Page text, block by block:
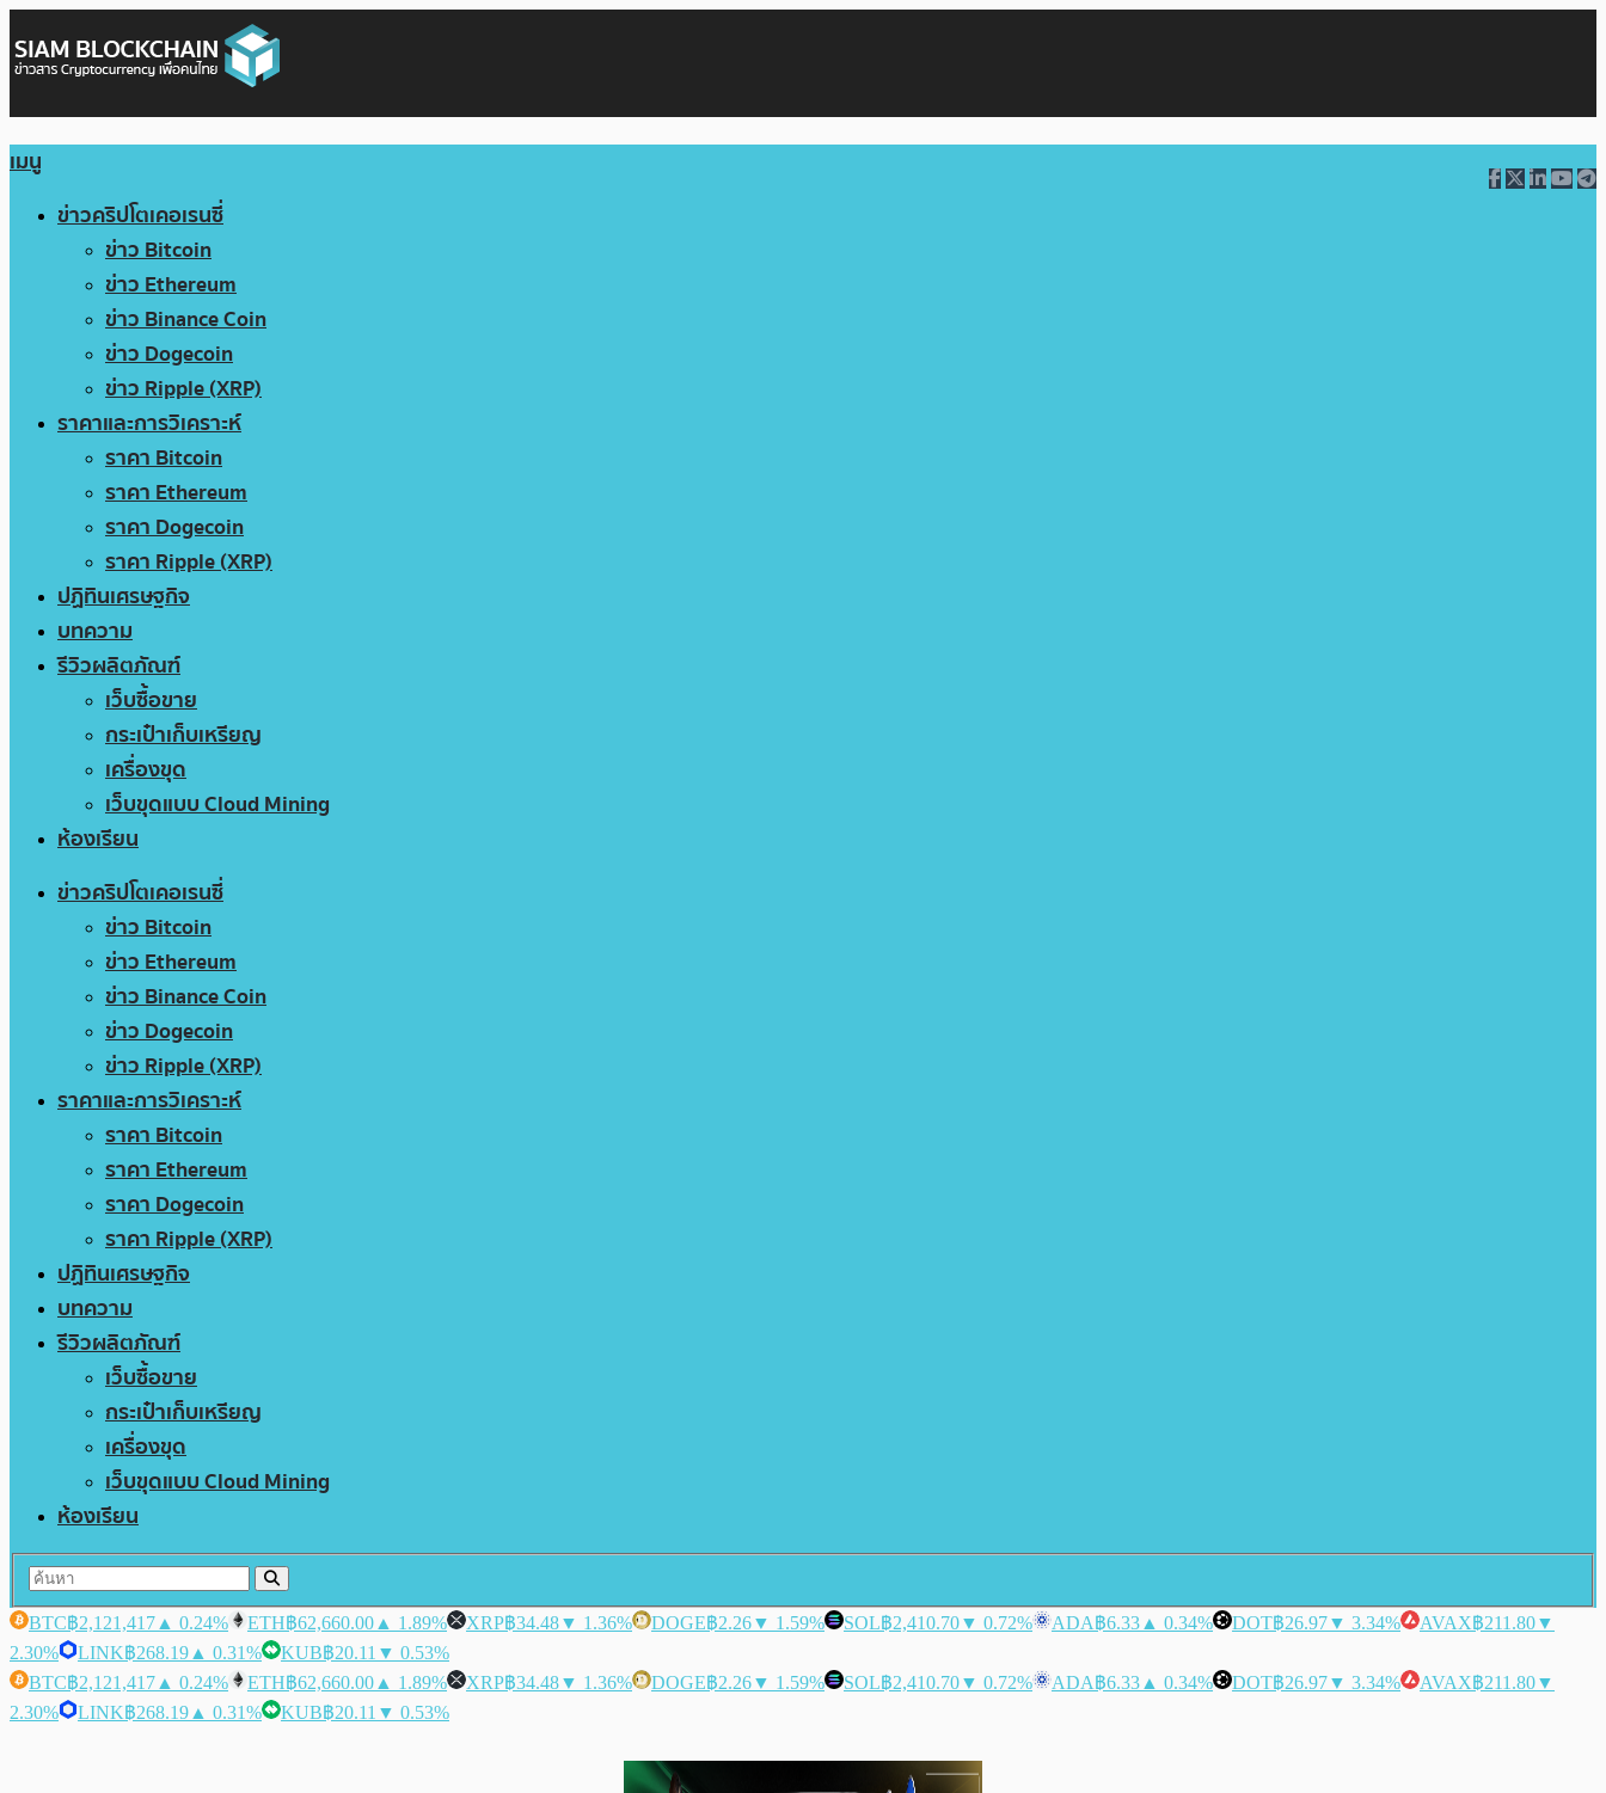
เมนู
ข่าวคริปโตเคอเรนซี่
ข่าว Bitcoin
ข่าว Ethereum
ข่าว Binance Coin
ข่าว Dogecoin
ข่าว Ripple (XRP)
ราคาและการวิเคราะห์
ราคา Bitcoin
ราคา Ethereum
ราคา Dogecoin
ราคา Ripple (XRP)
ปฏิทินเศรษฐกิจ
บทความ
รีวิวผลิตภัณฑ์
เว็บซื้อขาย
กระเป๋าเก็บเหรียญ
เครื่องขุด
เว็บขุดแบบ Cloud Mining
ห้องเรียน
ข่าวคริปโตเคอเรนซี่
ข่าว Bitcoin
ข่าว Ethereum
ข่าว Binance Coin
ข่าว Dogecoin
ข่าว Ripple (XRP)
ราคาและการวิเคราะห์
ราคา Bitcoin
ราคา Ethereum
ราคา Dogecoin
ราคา Ripple (XRP)
ปฏิทินเศรษฐกิจ
บทความ
รีวิวผลิตภัณฑ์
เว็บซื้อขาย
กระเป๋าเก็บเหรียญ
เครื่องขุด
เว็บขุดแบบ Cloud Mining
ห้องเรียน
BTC฿2,121,417 ▲ 0.24% ETH฿62,660.00 ▲ 1.89% XRP฿34.48▼ 1.36% DOGE฿2.26▼ 1.59% SOL฿2,410.70▼ 0.72% ADA฿6.33 ▲ 0.34% DOT฿26.97▼ 3.34% AVAX฿211.80▼
2.30%
LINK฿268.19 ▲ 0.31% KUB฿20.11 ▼ 0.53%
BTC฿2,121,417 ▲ 0.24% ETH฿62,660.00 ▲ 1.89% XRP฿34.48▼ 1.36% DOGE฿2.26▼ 1.59% SOL฿2,410.70▼ 0.72% ADA฿6.33 ▲ 0.34% DOT฿26.97▼ 3.34% AVAX฿211.80▼
2.30%
LINK฿268.19 ▲ 0.31% KUB฿20.11 ▼ 0.53%